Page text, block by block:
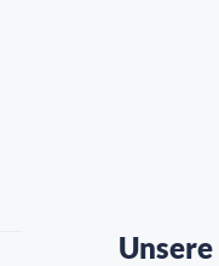
Unsere